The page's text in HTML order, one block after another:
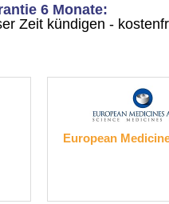
6 Monate:
Zeit kündigen -
Medicines Agency